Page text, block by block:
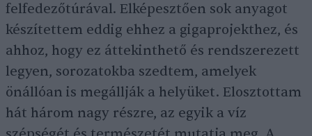
felfedezőtúrával. Elképesztően sok anyagot
készítettem eddig ehhez a gigaprojekthez, és
ahhoz, hogy ez áttekinthető és rendszerezett
legyen, sorozatokba szedtem, amelyek
önállóan is megállják a helyüket. Elosztottam
hát három nagy részre, az egyik a víz